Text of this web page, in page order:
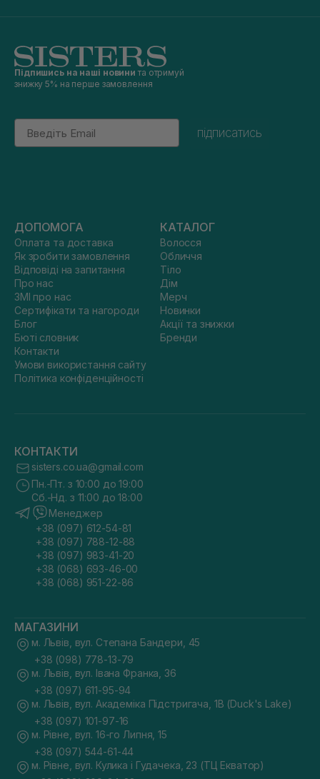
Підпишись на наші новини та отримуй
знижку 5% на перше замовлення
Email
підписатись
ДОПОМОГА
Оплата та доставка
Як зробити замовлення
Відповіді на запитання
Про нас
ЗМІ про нас
Сертифікати та нагороди
Блог
Бюті словник
Контакти
Умови використання сайту
Політика конфіденційності
КАТАЛОГ
Волосся
Обличчя
Тіло
Дім
Мерч
Новинки
Акції та знижки
Бренди
КОНТАКТИ
sisters.co.ua@gmail.com
Пн.-Пт. з 10:00 до 19:00
Сб.-Нд. з 11:00 до 18:00
Менеджер
+38 (097) 612-54-81
+38 (097) 788-12-88
+38 (097) 983-41-20
+38 (068) 693-46-00
+38 (068) 951-22-86
МАГАЗИНИ
м. Львів, вул. Степана Бандери, 45
+38 (098) 778-13-79
м. Львів, вул. Івана Франка, 36
+38 (097) 611-95-94
м. Львів, вул. Академіка Підстригача, 1В (Duck's Lake)
+38 (097) 101-97-16
м. Рівне, вул. 16-го Липня, 15
+38 (097) 544-61-44
м. Рівне, вул. Кулика і Гудачека, 23 (ТЦ Екватор)